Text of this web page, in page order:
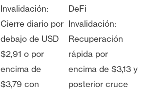
Invalidación:
Cierre diario por
debajo de USD
$2,91 o por
encima de
$3,79 con
DeFi
Invalidación:
Recuperación
rápida por
encima de $3,13 y
posterior cruce